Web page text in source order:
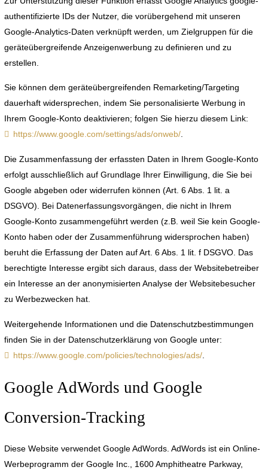
authentifizierte IDs der Nutzer, die vorübergehend mit unseren
Google-Analytics-Daten verknüpft werden, um Zielgruppen für die
geräteübergreifende Anzeigenwerbung zu definieren und zu
erstellen.
Sie können dem geräteübergreifenden Remarketing/Targeting
dauerhaft widersprechen, indem Sie personalisierte Werbung in
Ihrem Google-Konto deaktivieren; folgen Sie hierzu diesem Link:
https://www.google.com/settings/ads/onweb/
Die Zusammenfassung der erfassten Daten in Ihrem Google-Konto
erfolgt ausschließlich auf Grundlage Ihrer Einwilligung, die Sie bei
Google abgeben oder widerrufen können (Art. 6 Abs. 1 lit. a
DSGVO). Bei Datenerfassungsvorgängen, die nicht in Ihrem
Google-Konto zusammengeführt werden (z.B. weil Sie kein Google-
Konto haben oder der Zusammenführung widersprochen haben)
beruht die Erfassung der Daten auf Art. 6 Abs. 1 lit. f DSGVO. Das
berechtigte Interesse ergibt sich daraus, dass der Websitebetreiber
ein Interesse an der anonymisierten Analyse der Websitebesucher
zu Werbezwecken hat.
Weitergehende Informationen und die Datenschutzbestimmungen
finden Sie in der Datenschutzerklärung von Google unter:
https://www.google.com/policies/technologies/ads/
Google AdWords und Google
Conversion-Tracking
Diese Website verwendet Google AdWords. AdWords ist ein Online-
Werbeprogramm der Google Inc., 1600 Amphitheatre Parkway,